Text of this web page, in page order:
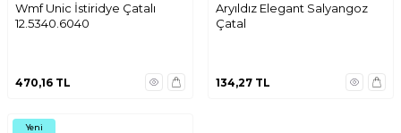
Wmf Unic İstiridye Çatalı
12.5340.6040
470,16 TL
Aryıldız Elegant Salyangoz
Çatal
134,27 TL
Yeni